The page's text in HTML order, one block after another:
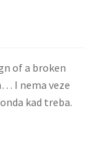
of a broken
I nema veze
kad treba.